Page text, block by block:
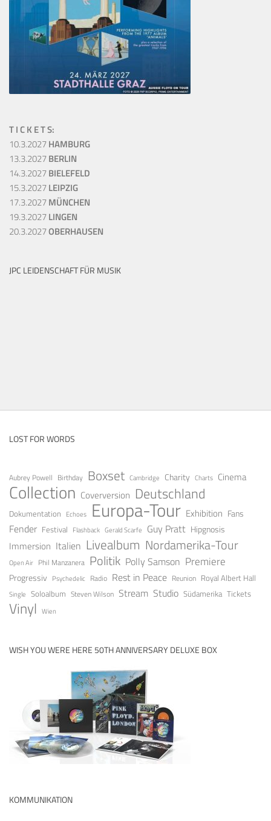
T I C K E T S:
10.3.2027HAMBURG
13.3.2027BERLIN
14.3.2027BIELEFELD
15.3.2027LEIPZIG
17.3.2027MÜNCHEN
19.3.2027LINGEN
20.3.2027OBERHAUSEN
JPC LEIDENSCHAFT FÜR MUSIK
LOST FOR WORDS
Aubrey Powell Birthday Boxset Cambridge Charity Charts Cinema
Collection Coverversion Deutschland
Dokumentation Echoes Europa-Tour Exhibition Fans
Fender Festival Flashback Gerald Scarfe Guy Pratt Hipgnosis
Immersion Italien Livealbum Nordamerika-Tour
Open Air Phil Manzanera Politik Polly Samson Premiere
Progressiv Psychedelic Radio Rest in Peace Reunion Royal Albert Hall
Single Soloalbum Steven Wilson Stream Studio Südamerika Tickets
Vinyl Wien
WISH YOU WERE HERE 50TH ANNIVERSARY DELUXE BOX
KOMMUNIKATION